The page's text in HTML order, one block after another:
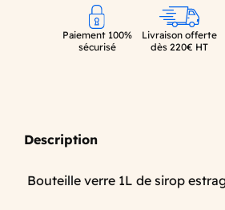
Paiement 100%
sécurisé
Livraison offerte
dès 220€ HT
Description
Bouteille verre 1L de sirop